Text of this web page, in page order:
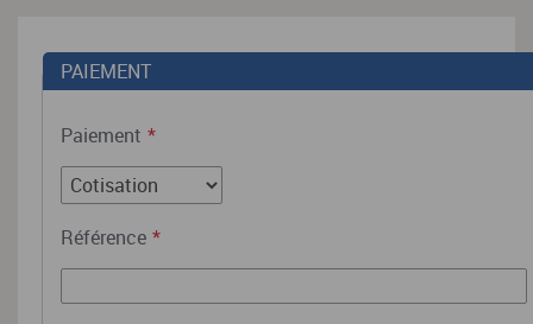
PAIEMENT
Paiement *
Référence *